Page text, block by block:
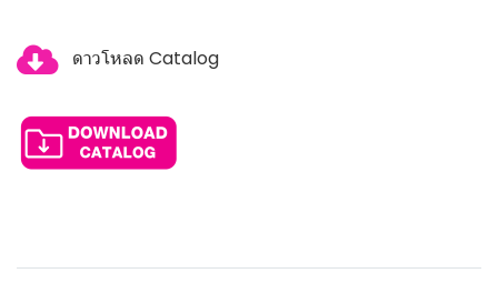
ดาวโหลด Catalog